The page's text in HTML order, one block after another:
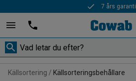
7 års garanti
Källsortering
Källsorteringsbehållare